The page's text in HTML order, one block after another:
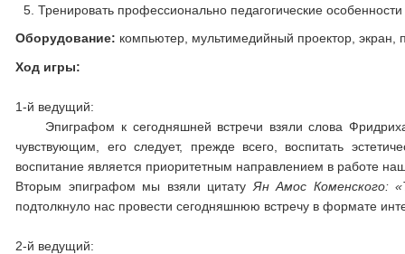
Тренировать профессионально педагогические
Оборудование: компьютер, мультимедийный проектор, экран,
Ход игры:
1-й ведущий:
Эпиграфом к сегодняшней встречи взяли слова
чувствующим, его следует, прежде всего, воспитать
воспитание является приоритетным направлением в работе
Вторым эпиграфом мы взяли цитату Ян Амос Коменского:
подтолкнуло нас провести сегодняшнюю встречу в формате
2-й ведущий: